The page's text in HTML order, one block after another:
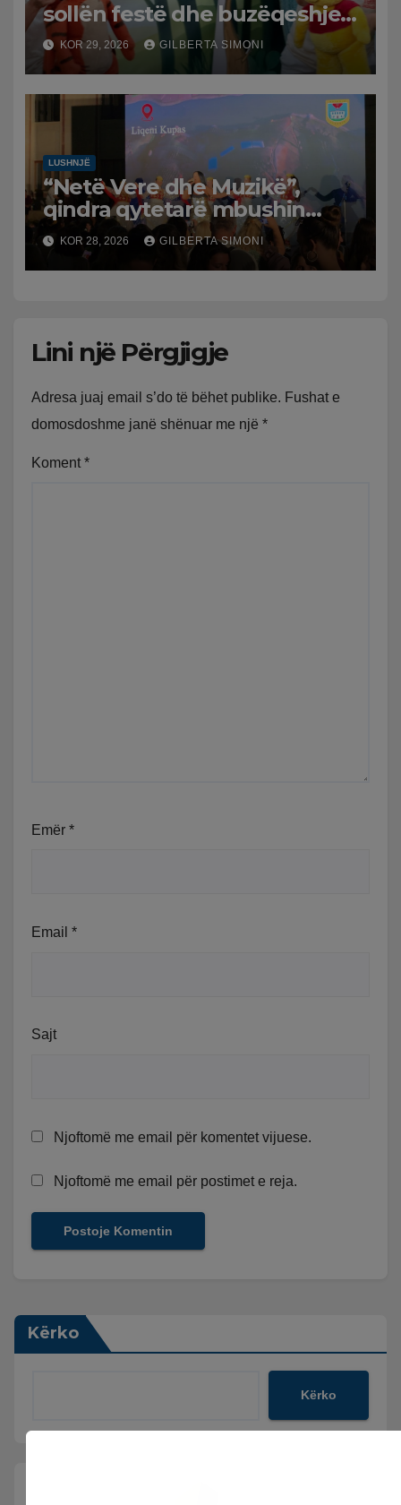
sollën festë dhe buzëqeshje
për fëmijët në Lushnjë
KOR 29, 2026 GILBERTA SIMONI
LUSHNJË
“Netë Vere dhe Muzikë”,
qindra qytetarë mbushin
sheshin e Lushnjës
KOR 28, 2026 GILBERTA SIMONI
Lini një Përgjigje
Adresa juaj email s’do të bëhet publike. Fushat e
domosdoshme janë shënuar me një *
Koment *
Emër *
Email *
Sajt
Njoftomë me email për komentet vijuese.
Njoftomë me email për postimet e reja.
Kërko
Kërko